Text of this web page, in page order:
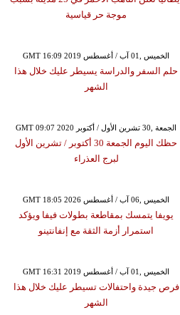
موجة حر قياسية
GMT 16:09 2019 الخميس ,01 آب / أغسطس
حلم السفر والدراسة يسيطر عليك خلال هذا
الشهر
GMT 09:07 2020 الجمعة ,30 تشرين الأول / أكتوبر
حظك اليوم الجمعة 30 أكتوبر / تشرين الأول
لبرج العذراء
GMT 18:05 2026 الخميس ,06 آب / أغسطس
يويفا يتمسك بمقاطعة بطولات فيفا ويؤكد
استمرار أزمة الثقة مع إنفانتينو
GMT 16:31 2019 الخميس ,01 آب / أغسطس
فرص جيدة واحتفالات تسيطر عليك خلال هذا
الشهر